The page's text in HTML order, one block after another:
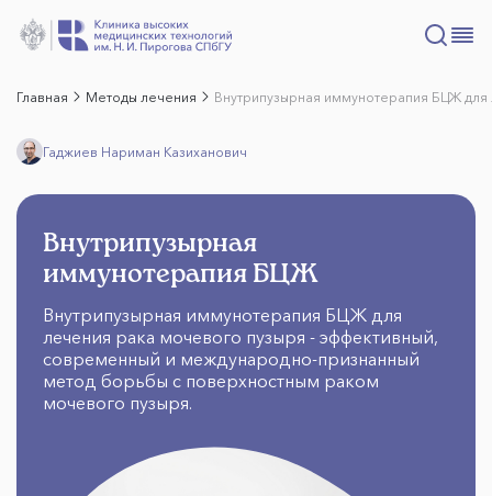
Главная Методы лечения Внутрипузырная иммунотерапия БЦЖ
Гаджиев Нариман Казиханович
Внутрипузырная
иммунотерапия БЦЖ
Внутрипузырная иммунотерапия БЦЖ для
лечения рака мочевого пузыря - эффективный,
современный и международно-признанный
метод борьбы с поверхностным раком
мочевого пузыря.